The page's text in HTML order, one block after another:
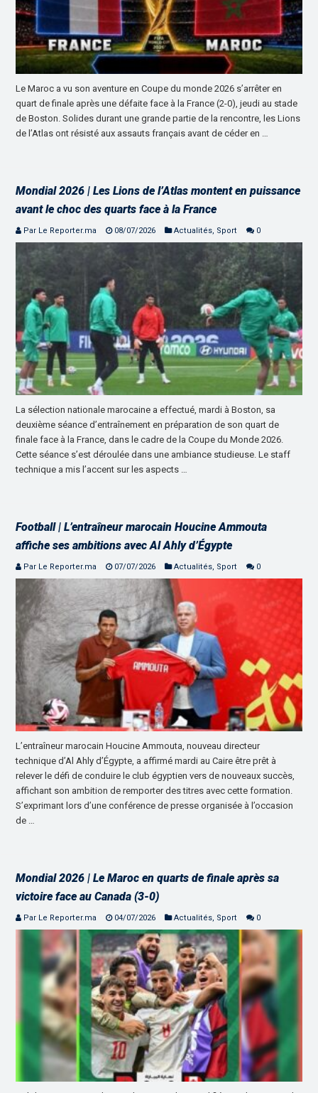
Le Maroc a vu son aventure en Coupe du monde 2026 s’arrêter en
quart de finale après une défaite face à la France (2-0), jeudi au stade
de Boston. Solides durant une grande partie de la rencontre, les Lions
de l’Atlas ont résisté aux assauts français avant de céder en …
Mondial 2026 | Les Lions de l’Atlas montent en puissance
avant le choc des quarts face à la France
Par Le Reporter.ma 08/07/2026 Actualités, Sport 0
La sélection nationale marocaine a effectué, mardi à Boston, sa
deuxième séance d’entraînement en préparation de son quart de
finale face à la France, dans le cadre de la Coupe du Monde 2026.
Cette séance s’est déroulée dans une ambiance studieuse. Le staff
technique a mis l’accent sur les aspects …
Football | L’entraîneur marocain Houcine Ammouta
affiche ses ambitions avec Al Ahly d’Égypte
Par Le Reporter.ma 07/07/2026 Actualités, Sport 0
L’entraîneur marocain Houcine Ammouta, nouveau directeur
technique d’Al Ahly d’Égypte, a affirmé mardi au Caire être prêt à
relever le défi de conduire le club égyptien vers de nouveaux succès,
affichant son ambition de remporter des titres avec cette formation.
S’exprimant lors d’une conférence de presse organisée à l’occasion
de …
Mondial 2026 | Le Maroc en quarts de finale après sa
victoire face au Canada (3-0)
Par Le Reporter.ma 04/07/2026 Actualités, Sport 0